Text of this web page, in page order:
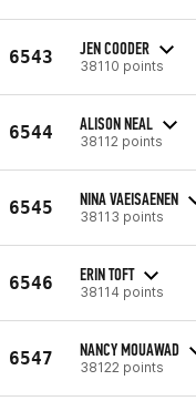
6543 JEN COODER
38110 points
6544 ALISON NEAL
38112 points
6545 NINA VAEISAENEN
38113 points
6546 ERIN TOFT
38114 points
6547 NANCY MOUAWAD
38122 points